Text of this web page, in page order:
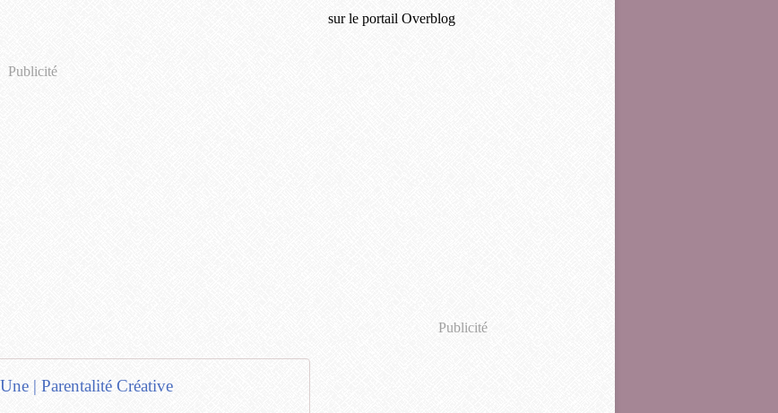
Publicité
| Parentalité Créative
sur le portail Overblog
Publicité